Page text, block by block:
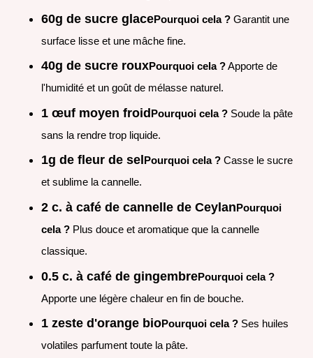
60g de sucre glacePourquoi cela ? Garantit une
surface lisse et une mâche fine.
40g de sucre rouxPourquoi cela ?Apporte de
l'humidité et un goût de mélasse naturel.
1 œuf moyen froidPourquoi cela ? Soude la pâte
sans la rendre trop liquide.
1g de fleur de sel Pourquoi cela ? Casse le sucre
et sublime la cannelle.
2 c. à café de cannelle de CeylanPourquoi
cela ? Plus douce et aromatique que la cannelle
classique.
0.5 c. à café de gingembrePourquoi cela ?
Apporte une légère chaleur en fin de bouche.
1 zeste d'orange bioPourquoi cela ? Ses huiles
volatiles parfument toute la pâte.